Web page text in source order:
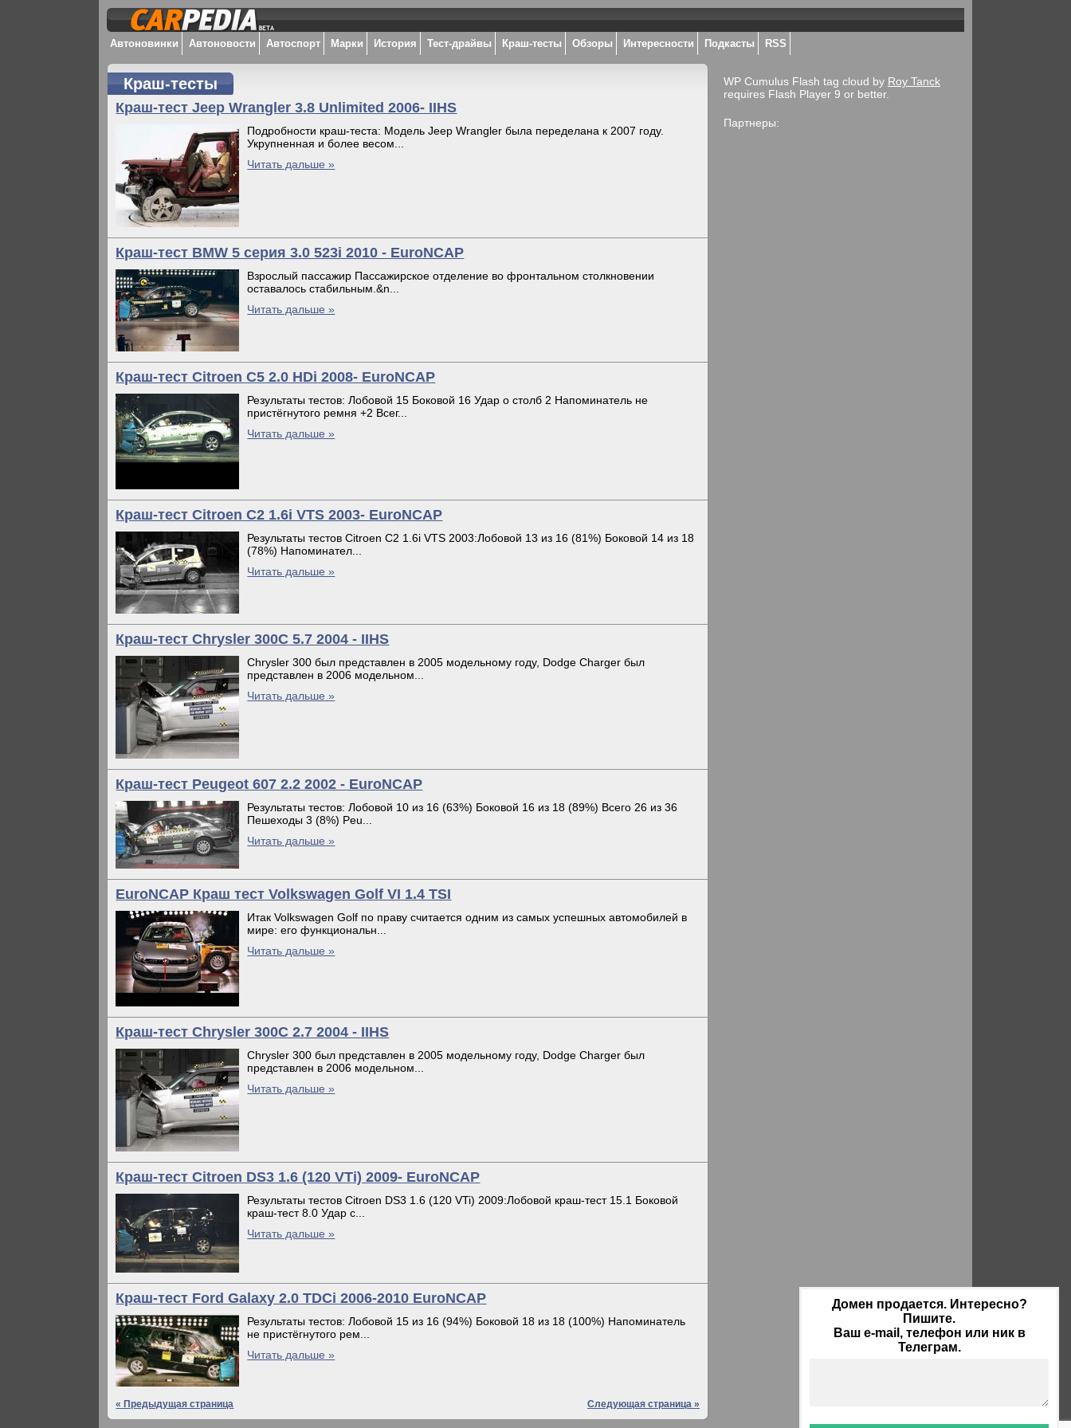
Автоновинки Автоновости Автоспорт Марки История Тест-драйвы Краш-тесты Обзоры Интересности Подкасты RSS
Краш-тесты
Краш-тест Jeep Wrangler 3.8 Unlimited 2006- IIHS
Подробности краш-теста: Модель Jeep Wrangler была переделана к 2007 году.
Укрупненная и более весом...
Читать дальше »
Краш-тест BMW 5 серия 3.0 523i 2010 - EuroNCAP
Взрослый пассажир Пассажирское отделение во фронтальном столкновении
оставалось стабильным.&n...
Читать дальше »
Краш-тест Citroen C5 2.0 HDi 2008- EuroNCAP
Результаты тестов: Лобовой 15 Боковой 16 Удар о столб 2 Напоминатель не
пристёгнутого ремня +2 Всег...
Читать дальше »
Краш-тест Citroen C2 1.6i VTS 2003- EuroNCAP
Результаты тестов Citroen C2 1.6i VTS 2003:Лобовой 13 из 16 (81%) Боковой 14 из 18
(78%) Напоминател...
Читать дальше »
Краш-тест Chrysler 300C 5.7 2004 - IIHS
Chrysler 300 был представлен в 2005 модельному году, Dodge Charger был
представлен в 2006 модельном...
Читать дальше »
Краш-тест Peugeot 607 2.2 2002 - EuroNCAP
Результаты тестов: Лобовой 10 из 16 (63%) Боковой 16 из 18 (89%) Всего 26 из 36
Пешеходы 3 (8%) Peu...
Читать дальше »
EuroNCAP Краш тест Volkswagen Golf VI 1.4 TSI
Итак Volkswagen Golf по праву считается одним из самых успешных автомобилей в
мире: его функциональн...
Читать дальше »
Краш-тест Chrysler 300C 2.7 2004 - IIHS
Chrysler 300 был представлен в 2005 модельному году, Dodge Charger был
представлен в 2006 модельном...
Читать дальше »
Краш-тест Citroen DS3 1.6 (120 VTi) 2009- EuroNCAP
Результаты тестов Citroen DS3 1.6 (120 VTi) 2009:Лобовой краш-тест 15.1 Боковой
краш-тест 8.0 Удар с...
Читать дальше »
Краш-тест Ford Galaxy 2.0 TDCi 2006-2010 EuroNCAP
Результаты тестов: Лобовой 15 из 16 (94%) Боковой 18 из 18 (100%) Напоминатель
не пристёгнутого рем...
Читать дальше »
« Предыдущая страница Следующая страница »
WP Cumulus Flash tag cloud by Roy Tanck
requires Flash Player 9 or better.
Партнеры:
Домен продается. Интересно?
Пишите.
Ваш e-mail, телефон или ник в
Телеграм.